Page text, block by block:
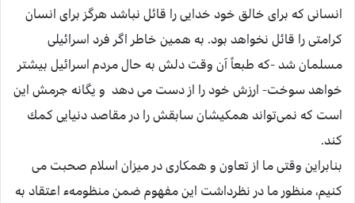
انسانی كه برای خالق خود خدايی را قائل نباشد هرگز برای انسان
كرامتی را قائل نخواهد بود. به همين خاطر اگر فرد اسرائيلی
مسلمان شد -كه طبعاً آن وقت دلش به حال مردم اسرائيل بيشتر
خواهد سوخت- ارزش خود را از دست می دهد و يگانه جرمش اين
است كه نمی‌تواند همكيشان سابقش را در مقاصد دنيايی كمك
كند.
بنابراين وقتی ما از تعاون و همكاری در ميزان اسلام صحبت می
كنيم، منظور ما در نظرداشت اين مفهوم ضمن منظومهء اعتقاد به